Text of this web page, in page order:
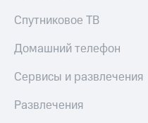
Спутниковое ТВ
Домашний телефон
Сервисы и развлечения
Развлечения